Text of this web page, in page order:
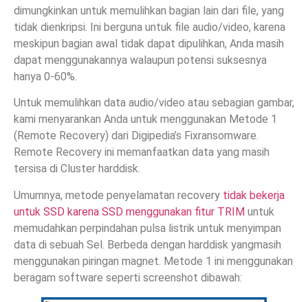
dimungkinkan untuk memulihkan bagian lain dari file, yang
tidak dienkripsi. Ini berguna untuk file audio/video, karena
meskipun bagian awal tidak dapat dipulihkan, Anda masih
dapat menggunakannya walaupun potensi suksesnya
hanya 0-60%.
Untuk memulihkan data audio/video atau sebagian gambar,
kami menyarankan Anda untuk menggunakan Metode 1
(Remote Recovery) dari Digipedia’s Fixransomware.
Remote Recovery ini memanfaatkan data yang masih
tersisa di Cluster harddisk.
Umumnya, metode penyelamatan recovery tidak bekerja
untuk SSD karena SSD menggunakan fitur TRIM untuk
memudahkan perpindahan pulsa listrik untuk menyimpan
data di sebuah Sel. Berbeda dengan harddisk yangmasih
menggunakan piringan magnet. Metode 1 ini menggunakan
beragam software seperti screenshot dibawah: